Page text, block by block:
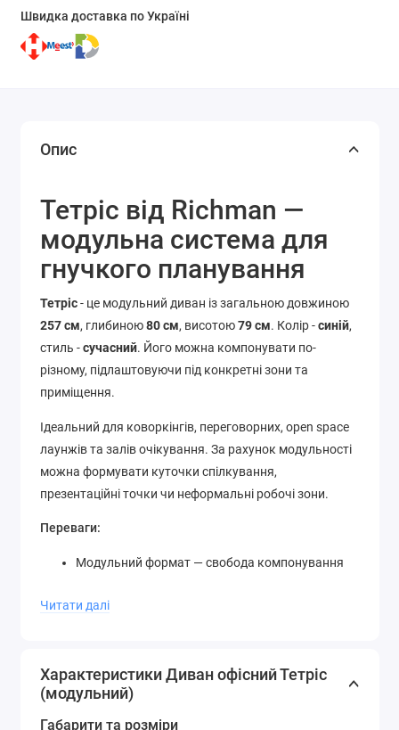
Швидка доставка по Україні
Опис
Тетріс від Richman —
модульна система для
гнучкого планування
Тетріс- це модульний диван із загальною довжиною
257 см, глибиною80 см, висотою79 см. Колір -синій,
стиль -сучасний. Його можна компонувати по-
різному, підлаштовуючи під конкретні зони та
приміщення.
Ідеальний для коворкінгів, переговорних, open space
лаунжів та залів очікування. За рахунок модульності
можна формувати куточки спілкування,
презентаційні точки чи неформальні робочі зони.
Переваги:
Модульний формат — свобода компонування
Вибір тканини та відтінків доступний на
Читати далі
Характеристики Диван офісний Тетріс
(модульний)
Габарити та розміри